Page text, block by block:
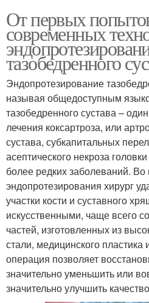
От первых
современных
тазобедренного
Эндопротезирование
называя общедоступным
тазобедренного сустава –
лечения коксартроза, или
сустава, субкапитальных
асептического некроза
более редких заболеваний.
эндопротезирования хирург
участки кости и суставного
искусственными, чаще всего
частей, изготовленных из
стали, медицинского пластика
операция позволяет
значительно уменьшить или
значительно улучшить